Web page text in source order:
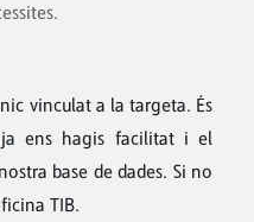
vinculat a la targeta. És
ens hagis facilitat i el
base de dades. Si no
TIB.